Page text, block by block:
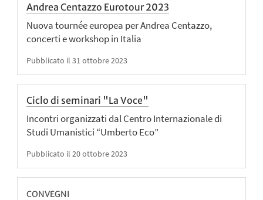
Andrea Centazzo Eurotour 2023
Nuova tournée europea per Andrea Centazzo,
concerti e workshop in Italia
Pubblicato il 31 ottobre 2023
Ciclo di seminari "La Voce"
Incontri organizzati dal Centro Internazionale di
Studi Umanistici “Umberto Eco”
Pubblicato il 20 ottobre 2023
CONVEGNI